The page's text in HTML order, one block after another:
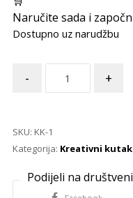
Naručite sada i
Dostupno uz narudžbu
- +
SKU: KK-1
Kategorija: Kreativni kutak